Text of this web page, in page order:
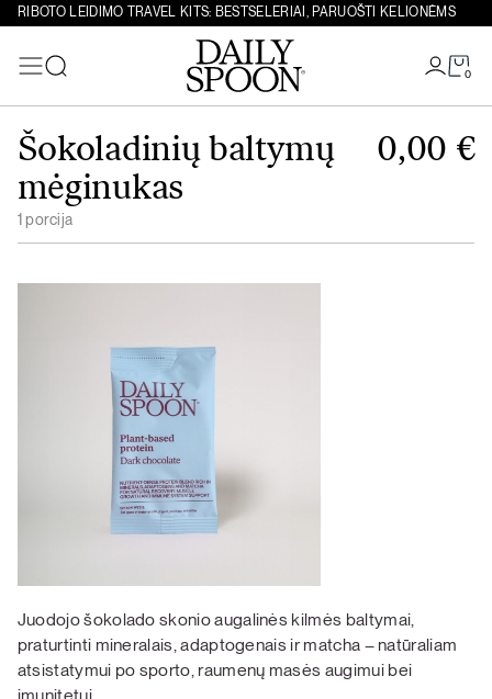
RIBOTO LEIDIMO TRAVEL KITS: BESTSELERIAI, PARUOŠTI KELIONĖMS
0
Paieška
Šokoladinių baltymų
mėginukas
1 porcija
0,00 €
Juodojo šokolado skonio augalinės kilmės baltymai,
praturtinti mineralais, adaptogenais ir matcha – natūraliam
atsistatymui po sporto, raumenų masės augimui bei